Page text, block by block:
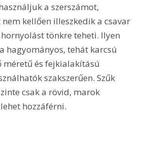
a szerszámot,
kellően illeszkedik a csavar
tönkre teheti. Ilyen
hagyományos, tehát karcsú
méretű és fejkialakítású
szakszerűen. Szűk
csak a rövid, marok
hozzáférni.